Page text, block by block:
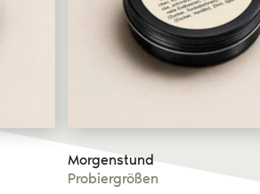
Morgenstund
Probiergrößen